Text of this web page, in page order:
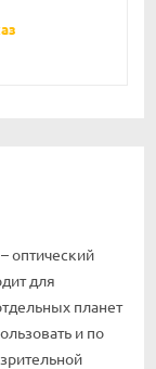
оптический
для
планет
и по